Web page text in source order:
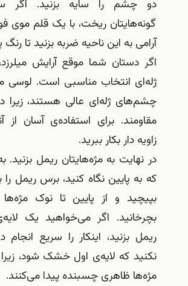
دو چشم را سایه بزنید. اگر
گونه‌هایتان ریخت، با یک قلم موی
آرامی به این ناحیه ضربه بزنید تا
اگر دستان شما موقع آرایش
ژله‌ای انتخاب مناسبی است. لوسی
چشم‌های ژله‌ای عالی هستند، زیرا
مقاومند.برای استفاده‌ی آسان از
زاویه دار بکار ببرید.
در نهایت به مژه‌هایتان ریمل بزنید.
که به پایین نگاه کنید، برس ریمل را
بپیچید و از پایین تا نوک
بچرخانید. اگر می‌خواهید یک
ریمل بزنید، اینکار را سریع
نکنید که لایه‌ی اول خشک شود،
مژه‌ها ظاهری چسبنده پیدا می‌کنند.